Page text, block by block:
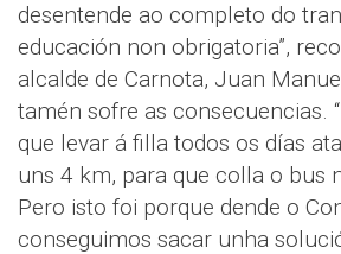
desentende ao completo do
educación non obrigatoria”,
alcalde de Carnota, Juan
tamén sofre as consecuencias.
que levar á filla todos os días
uns 4 km, para que colla o bus
Pero isto foi porque dende o
conseguimos sacar unha